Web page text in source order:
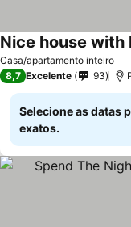
Casa/apartamento inteiro
Ver preços
8,7 Excelente 93
Selecione as datas
exatos.